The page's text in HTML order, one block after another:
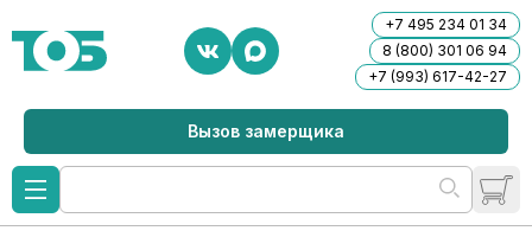
+7 495 234 01 34
8 (800) 301 06 94
+7 (993) 617-42-27
Вызов замерщика